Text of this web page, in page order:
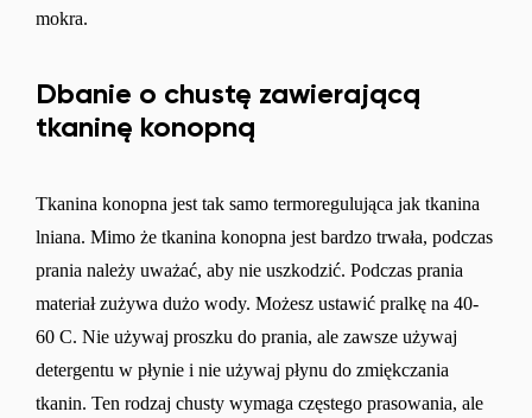
mokra.
Dbanie o chustę zawierającą
tkaninę konopną
Tkanina konopna jest tak samo termoregulująca jak tkanina
lniana. Mimo że tkanina konopna jest bardzo trwała, podczas
prania należy uważać, aby nie uszkodzić. Podczas prania
materiał zużywa dużo wody. Możesz ustawić pralkę na 40-
60 C. Nie używaj proszku do prania, ale zawsze używaj
detergentu w płynie i nie używaj płynu do zmiękczania
tkanin. Ten rodzaj chusty wymaga częstego prasowania, ale